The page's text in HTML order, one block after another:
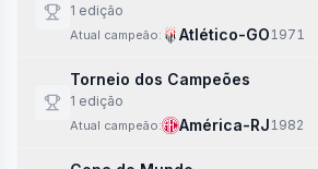
1 edição
Atual campeão: Atlético-GO1971
Torneio dos Campeões
1 edição
Atual campeão: América-RJ1982